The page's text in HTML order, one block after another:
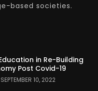
based societies.
in Re-Building
Post Covid-19
SEPTEMBER 10, 2022